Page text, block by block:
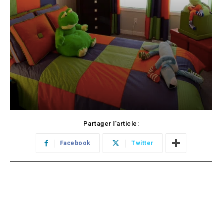
Partager l'article:
Facebook Twitter